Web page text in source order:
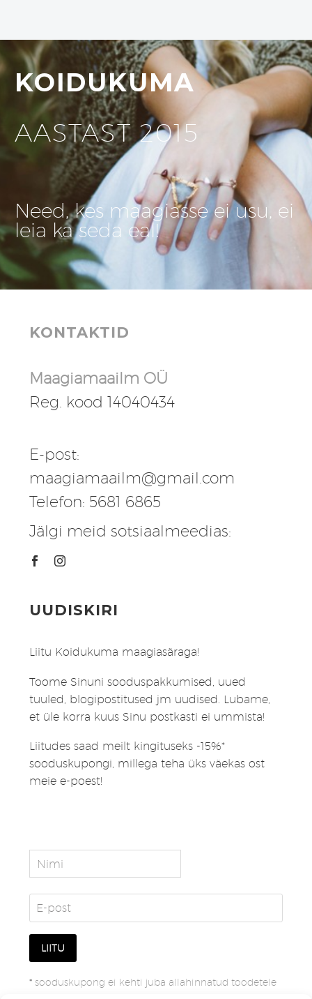
KOIDUKUMA
AASTAST 2015
Need, kes maagiasse ei usu, ei
leia ka seda eal!
KONTAKTID
Maagiamaailm OÜ
Reg. kood 14040434
E-post:
maagiamaailm@gmail.com
Telefon: 5681 6865
Jälgi meid sotsiaalmeedias:
UUDISKIRI
Liitu Koidukuma maagiasäraga!
Toome Sinuni sooduspakkumised, uued
tuuled, blogipostitused jm uudised. Lubame,
et üle korra kuus Sinu postkasti ei ummista!
Liitudes saad meilt kingituseks -15%*
sooduskupongi, millega teha üks väekas ost
meie e-poest!
* sooduskupong ei kehti juba allahinnatud toodetele